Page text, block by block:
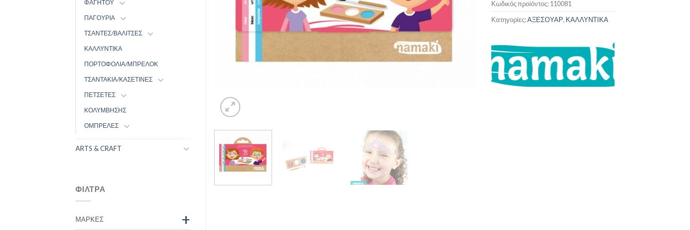
Κωδικός προϊόντος:110081
Κατηγορίες:ΑΞΕΣΟΥΑΡ, ΚΑΛΛΥΝΤΙΚΑ
ΦΑΓΗΤΟΥ
ΠΑΓΟΥΡΙΑ
ΤΣΑΝΤΕΣ/ΒΑΛΙΤΣΕΣ
ΚΑΛΛΥΝΤΙΚΑ
ΠΟΡΤΟΦΟΛΙΑ/ΜΠΡΕΛΟΚ
ΤΣΑΝΤΑΚΙΑ/ΚΑΣΕΤΙΝΕΣ
ΠΕΤΣΕΤΕΣ
ΚΟΛΥΜΒΗΣΗΣ
ΟΜΠΡΕΛΕΣ
ARTS & CRAFT
ΦΊΛΤΡΑ
ΜΆΡΚΕΣ +